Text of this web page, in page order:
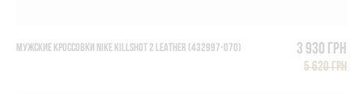
МУЖСКИЕ КРОССОВКИ NIKE KILLSHOT 2 LEATHER (432997-070) 3 930 грн
5 620 грн